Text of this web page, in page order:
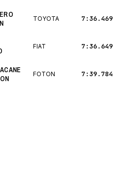
TOYOTA 7:36.469
FIAT 7:36.649
FOTON 7:39.784